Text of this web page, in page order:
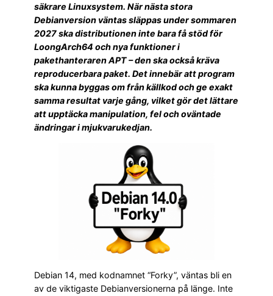
säkrare Linuxsystem. När nästa stora
Debianversion väntas släppas under sommaren
2027 ska distributionen inte bara få stöd för
LoongArch64 och nya funktioner i
pakethanteraren APT – den ska också kräva
reproducerbara paket. Det innebär att program
ska kunna byggas om från källkod och ge exakt
samma resultat varje gång, vilket gör det lättare
att upptäcka manipulation, fel och oväntade
ändringar i mjukvarukedjan.
Debian 14, med kodnamnet “Forky”, väntas bli en
av de viktigaste Debianversionerna på länge. Inte